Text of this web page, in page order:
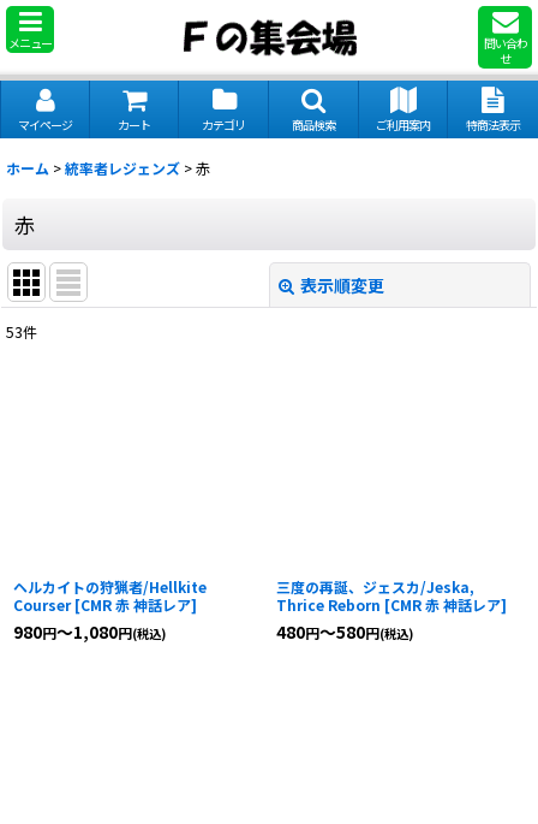
メニュー
問い合わ
せ
マイページ カート カテゴリ 商品検索 ご利用案内 特商法表示
ホーム >統率者レジェンズ >赤
赤
表示順変更
53件
ヘルカイトの狩猟者/Hellkite
Courser [CMR 赤 神話レア]
980円～1,080円(税込)
三度の再誕、ジェスカ/Jeska,
Thrice Reborn [CMR 赤 神話レア]
480円～580円(税込)